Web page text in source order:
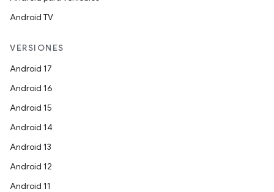
Android TV
VERSIONES
Android 17
Android 16
Android 15
Android 14
Android 13
Android 12
Android 11